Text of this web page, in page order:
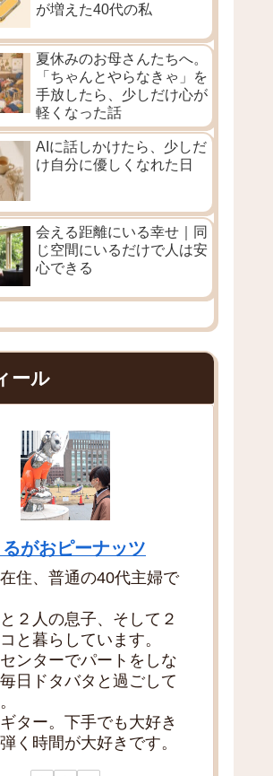
が増えた40代の私
夏休みのお母さんたちへ。
「ちゃんとやらなきゃ」を
手放したら、少しだけ心が
軽くなった話
AIに話しかけたら、少しだ
け自分に優しくなれた日
会える距離にいる幸せ｜同
じ空間にいるだけで人は安
心できる
ール
るがおピーナッツ
住、普通の40代主婦で
２人の息子、そして２
と暮らしています。
ンターでパートをしな
日ドタバタと過ごして
ター。下手でも大好き
く時間が大好きです。